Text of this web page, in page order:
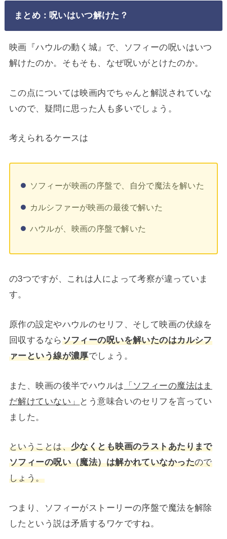
まとめ：呪いはいつ解けた？
映画『ハウルの動く城』で、ソフィーの呪いはいつ
解けたのか。そもそも、なぜ呪いがとけたのか。
この点については映画内でちゃんと解説されていな
いので、疑問に思った人も多いでしょう。
考えられるケースは
ソフィーが映画の序盤で、自分で魔法を解いた
カルシファーが映画の最後で解いた
ハウルが、映画の序盤で解いた
の3つですが、これは人によって考察が違っていま
す。
原作の設定やハウルのセリフ、そして映画の伏線を
回収するならソフィーの呪いを解いたのはカルシフ
ァーという線が濃厚でしょう。
また、映画の後半でハウルは 「ソフィーの魔法はま
だ解けていない」
とう意味合いのセリフを言ってい
ました。
ということは、少なくとも映画のラストあたりまで
ソフィーの呪い（魔法）は解かれていなかったので
しょう。
つまり、ソフィーがストーリーの序盤で魔法を解除
したという説は矛盾するワケですね。